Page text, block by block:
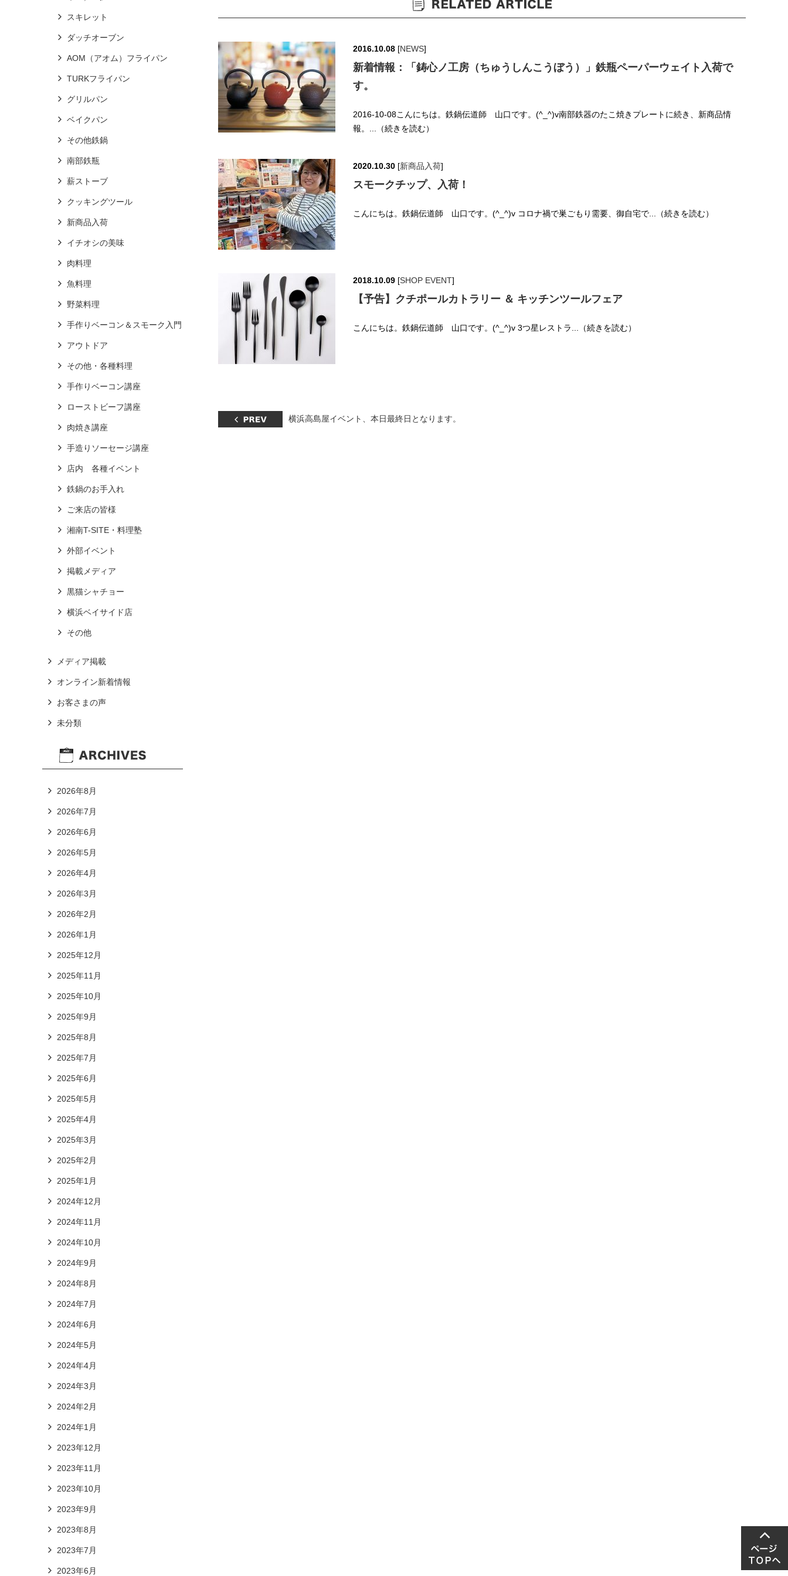
2016.10.08 [NEWS]
新着情報：「鋳心ノ工房（ちゅうしんこうぼう）」鉄瓶ペーパーウェイト入荷で
す。
2016-10-08こんにちは。鉄鍋伝道師 山口です。(^_^)v南部鉄器のたこ焼きプレートに続き、新商品情
報。...（続きを読む）
2020.10.30 [新商品入荷]
スモークチップ、入荷！
こんにちは。鉄鍋伝道師 山口です。(^_^)v コロナ禍で巣ごもり需要、御自宅で...（続きを読む）
2018.10.09 [SHOP EVENT]
【予告】クチポールカトラリー ＆ キッチンツールフェア
こんにちは。鉄鍋伝道師 山口です。(^_^)v 3つ星レストラ...（続きを読む）
横浜高島屋イベント、本日最終日となります。
スキレット
ダッチオーブン
AOM（アオム）フライパン
TURKフライパン
グリルパン
ベイクパン
その他鉄鍋
南部鉄瓶
薪ストーブ
クッキングツール
新商品入荷
イチオシの美味
肉料理
魚料理
野菜料理
手作りベーコン＆スモーク入門
アウトドア
その他・各種料理
手作りベーコン講座
ローストビーフ講座
肉焼き講座
手造りソーセージ講座
店内 各種イベント
鉄鍋のお手入れ
ご来店の皆様
湘南T-SITE・料理塾
外部イベント
掲載メディア
黒猫シャチョー
横浜ベイサイド店
その他
メディア掲載
オンライン新着情報
お客さまの声
未分類
2026年8月
2026年7月
2026年6月
2026年5月
2026年4月
2026年3月
2026年2月
2026年1月
2025年12月
2025年11月
2025年10月
2025年9月
2025年8月
2025年7月
2025年6月
2025年5月
2025年4月
2025年3月
2025年2月
2025年1月
2024年12月
2024年11月
2024年10月
2024年9月
2024年8月
2024年7月
2024年6月
2024年5月
2024年4月
2024年3月
2024年2月
2024年1月
2023年12月
2023年11月
2023年10月
2023年9月
2023年8月
2023年7月
2023年6月